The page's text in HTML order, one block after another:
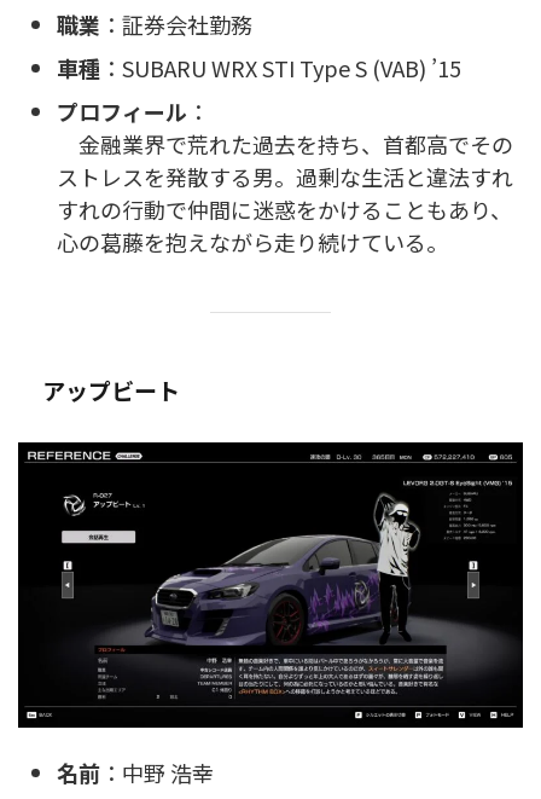
職業 ：証券会社勤務
車種 ：SUBARU WRX STI Type S (VAB) ’15
プロフィール ：
金融業界で荒れた過去を持ち、首都高でその
ストレスを発散する男。過剰な生活と違法すれ
すれの行動で仲間に迷惑をかけることもあり、
心の葛藤を抱えながら走り続けている。
アップビート
名前 ：中野 浩幸